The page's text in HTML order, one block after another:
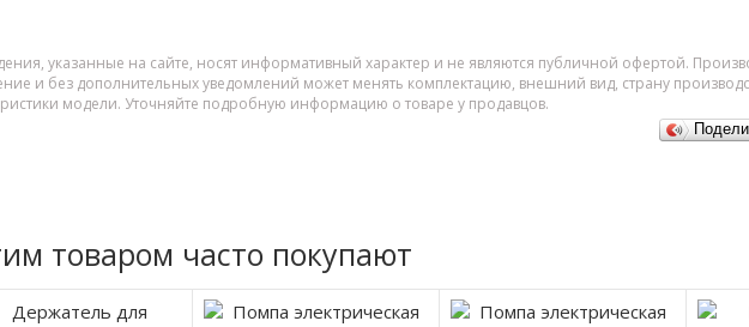
указанные на сайте, носят информативный характер и не являются публичной офертой.
и без дополнительных уведомлений может менять комплектацию, внешний вид, страну
модели. Уточняйте подробную информацию о товаре у продавцов.
товаром часто покупают